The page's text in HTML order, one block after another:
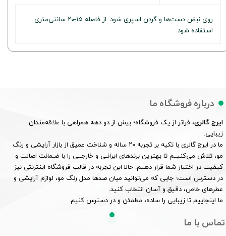
روی نبض دست‌ها و گردن اسپری شود. از فاصله ۱۵-۲۰ سانتی‌متری
استفاده شود.
درباره فروشگاه ما
ایرج گالری، فراتر از یک فروشگاه؛ بیش از دو دهه همراهی با علاقه‌مندان
زیبایی.
ما در ایرج گالری با تکیه بر تجربه ۲۰ ساله و شناخت عمیق از بازار آرایشی و رنگ
مو، تلاش می‌کنیــم تا بهترین برندهای ایرانـی و خارجــی را با ضـمانت اصالت و
کیفیت در اختیار شما قرار دهیم. حالا این تجربه در قالب فروشگاه اینترنتی نیز
در دسترس است؛ جایی که می‌توانید میان صدها مدل رنگ مو، لوازم آرایشی و
عطرهای خاص، دقیق و آسان انتخاب کنید.
ما اینجاییم تا زیبایی را ساده، مطمئن و در دسترس کنیم.
تماس با ما